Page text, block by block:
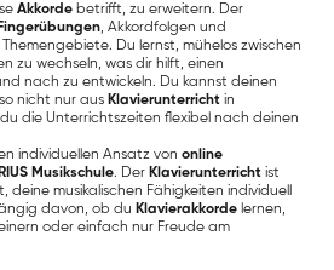
Akkorde betrifft, zu erweitern. Der
Fingerübungen, Akkordfolgen und
Du lernst, mühelos zwischen
zu wechseln, was dir hilft, einen
nach zu entwickeln. Du kannst deinen
nicht nur aus Klavierunterricht in
die Unterrichtszeiten flexibel nach deinen
individuellen Ansatz vononline
Musikschule. Der Klavierunterricht ist
musikalischen Fähigkeiten individuell
davon, ob du Klavierakkorde lernen,
oder einfach nur Freude am